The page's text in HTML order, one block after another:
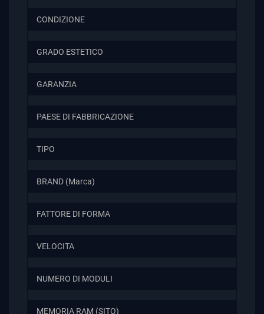
CONDIZIONE
GRADO ESTETICO
GARANZIA
PAESE DI FABBRICAZIONE
TIPO
BRAND (Marca)
FATTORE DI FORMA
VELOCITA
NUMERO DI MODULI
MEMORIA RAM (SITO)